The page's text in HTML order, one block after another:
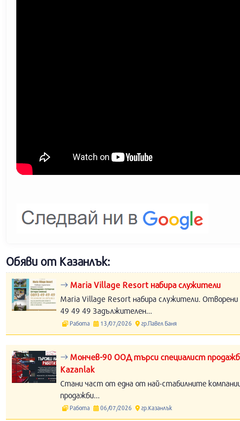
Обяви от Казанлък:
Maria Village Resort набира служители
Maria Village Resort набира служители.
49 49 49 Задължителен...
Работа 13/07/2026 гр.Павел Баня
Мончев-90 ООД търси специалист
Kazanlak
Стани част от една от най-стабилните
продажби...
Работа 06/07/2026 гр.Казанлък